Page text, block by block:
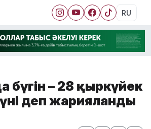
RU
бүгін – 28 қыркүйек
деп жарияланды